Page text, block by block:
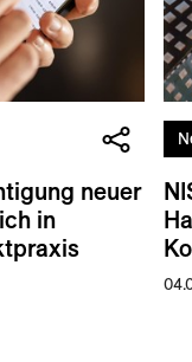
neuer
in